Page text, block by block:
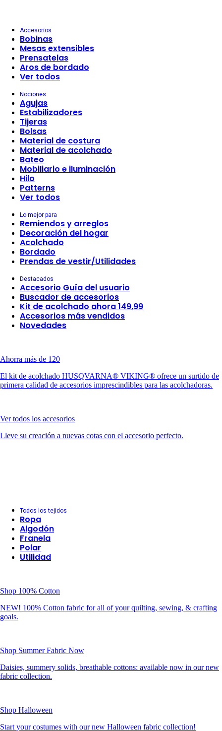
Accesorios
Bobinas
Mesas extensibles
Prensatelas
Aros de bordado
Ver todos
Nociones
Agujas
Estabilizadores
Tijeras
Bolsas
Material de costura
Material de acolchado
Bateo
Mobiliario e iluminación
Hilo
Patterns
Ver todos
Lo mejor para
Remiendos y arreglos
Decoración del hogar
Acolchado
Bordado
Prendas de vestir/Utilidades
Destacados
Accesorio Guía del usuario
Buscador de accesorios
Kit de acolchado ahora 149,99
Accesorios más vendidos
Novedades
Ahorra más de 120
El kit de acolchado HUSQVARNA® VIKING® ofrece un surtido de
primera calidad de accesorios imprescindibles para las acolchadoras.
Ver todos los accesorios
Lleve su creación a nuevas cotas con el accesorio perfecto.
Todos los tejidos
Ropa
Algodón
Franela
Polar
Utilidad
Shop 100% Cotton
NEW! 100% Cotton fabric for all of your quilting, sewing, & crafting
goals.
Shop Summer Fabric Now
Daisies, summery solids, breathable cottons: available now in our new
fabric collection.
Shop Halloween
Start your costumes with our new Halloween fabric collection!